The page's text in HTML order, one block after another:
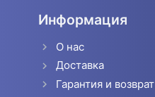
Информация
О нас
Доставка
Гарантия и возврат